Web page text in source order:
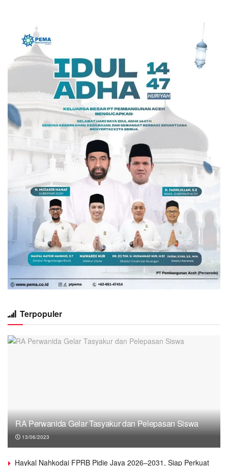
Terpopuler
RA Perwanida Gelar Tasyakur dan Pelepasan Siswa
13/06/2023
Haykal Nahkodai FPRB Pidie Jaya 2026–2031, Siap Perkuat